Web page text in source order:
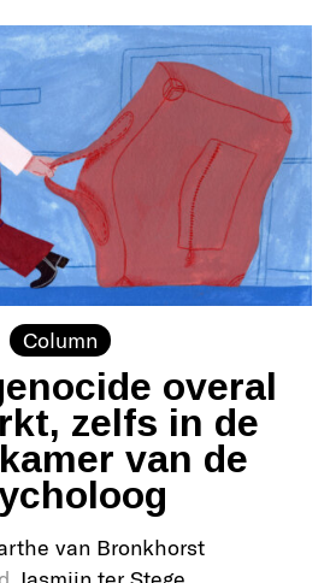
Column
overal
zelfs in de
van de
van Bronkhorst